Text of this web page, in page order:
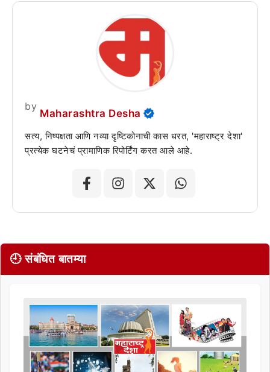
by
Maharashtra Desha
सत्य, निष्पक्षता आणि नव्या दृष्टिकोनाची कास धरत, 'महाराष्ट्र देशा'
प्रत्येक घटनेचं प्रामाणिक रिपोर्टिंग करत आले आहे.
🕘 संबंधित बातम्या